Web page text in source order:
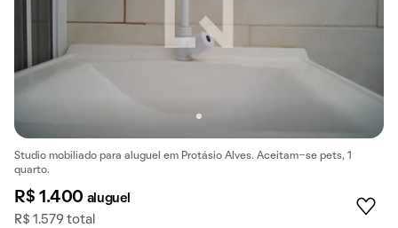
Studio mobiliado para aluguel em Protásio Alves. Aceitam-se pets, 1
quarto.
R$ 1.400 aluguel
R$ 1.579 total